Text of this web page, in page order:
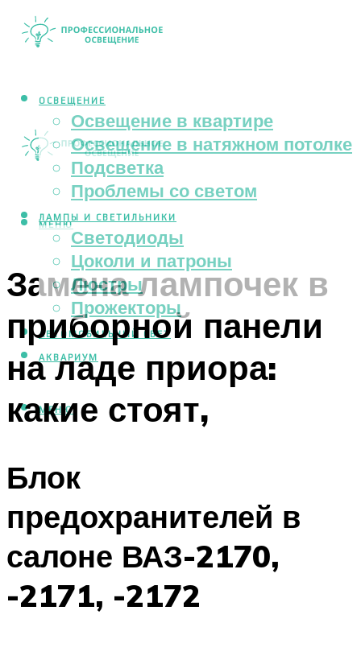
ОСВЕЩЕНИЕ
Освещение в квартире
Освещение в натяжном потолке
Подсветка
Проблемы со светом
ЛАМПЫ И СВЕТИЛЬНИКИ
Светодиоды
Цоколи и патроны
Люстры
Прожекторы
АВТОМОБИЛЬНЫЙ СВЕТ
АКВАРИУМ
МЕНЮ
МЕНЮ
Замена лампочек в
приборной панели
на ладе приора:
какие стоят,
Блок
предохранителей в
салоне ВАЗ-2170,
-2171, -2172